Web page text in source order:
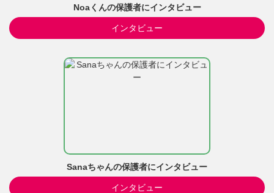
Noaくんの保護者にインタビュー
インタビュー
Sanaちゃんの保護者にインタビュー
インタビュー